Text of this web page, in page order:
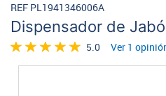
Dispensador de
REF PL1941346006A
5.0 Ver 1